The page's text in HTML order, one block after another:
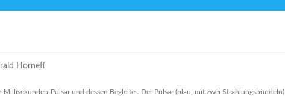
Horneff
Pulsar und dessen Begleiter. Der Pulsar (blau, mit zwei Strahlungsbündeln)